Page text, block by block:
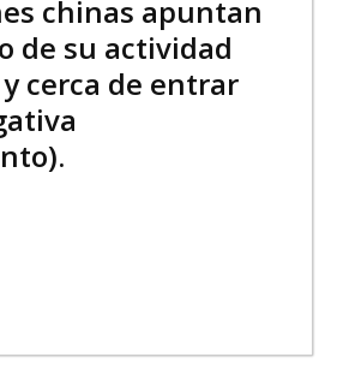
chinas apuntan
de su actividad
cerca de entrar